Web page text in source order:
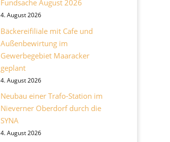
Fundsache August 2026
4. August 2026
Bäckereifiliale mit Cafe und
Außenbewirtung im
Gewerbegebiet Maaracker
geplant
4. August 2026
Neubau einer Trafo-Station im
Nieverner Oberdorf durch die
SYNA
4. August 2026